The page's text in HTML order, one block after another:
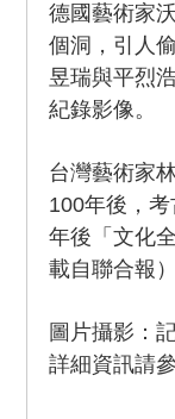
德國藝術家
個洞，引人
昱瑞與平烈
紀錄影像。
台灣藝術家
100年後，
年後「文化
載自聯合報）
圖片攝影：
詳細資訊請